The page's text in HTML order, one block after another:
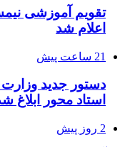
تقویم آموزشی
اعلام شد
21 ساعت پیش
دستور جدید
استاد محور ابلاغ
2 روز پیش